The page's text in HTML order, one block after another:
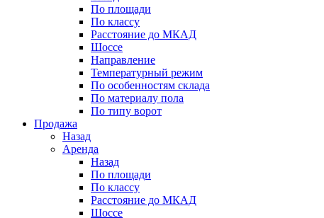
По площади
По классу
Расстояние до МКАД
Шоссе
Направление
Температурный режим
По особенностям склада
По материалу пола
По типу ворот
Продажа
Назад
Аренда
Назад
По площади
По классу
Расстояние до МКАД
Шоссе